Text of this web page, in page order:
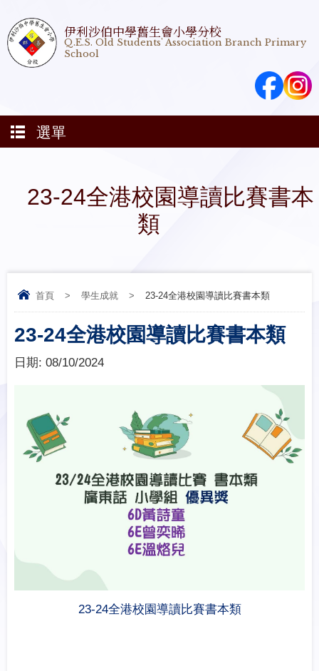
伊利沙伯中學舊生會小學分校
Q.E.S. Old Students' Association Branch Primary
School
選單
23-24全港校園導讀比賽書本
類
首頁 > 學生成就 > 23-24全港校園導讀比賽書本類
23-24全港校園導讀比賽書本類
日期: 08/10/2024
23-24全港校園導讀比賽書本類